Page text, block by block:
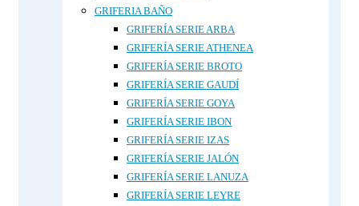
GRIFERIA BAÑO
GRIFERÍA SERIE ARBA
GRIFERÍA SERIE ATHENEA
GRIFERÍA SERIE BROTO
GRIFERÍA SERIE GAUDÍ
GRIFERÍA SERIE GOYA
GRIFERÍA SERIE IBON
GRIFERÍA SERIE IZAS
GRIFERÍA SERIE JALÓN
GRIFERÍA SERIE LANUZA
GRIFERÍA SERIE LEYRE